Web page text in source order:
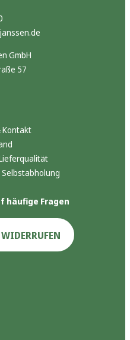
GmbH
57
Kontakt
häufige Fragen